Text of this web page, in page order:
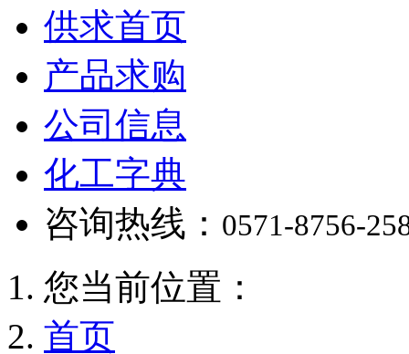
供求首页
产品求购
公司信息
化工字典
咨询热线： 0571-8756-
您当前位置：
首页